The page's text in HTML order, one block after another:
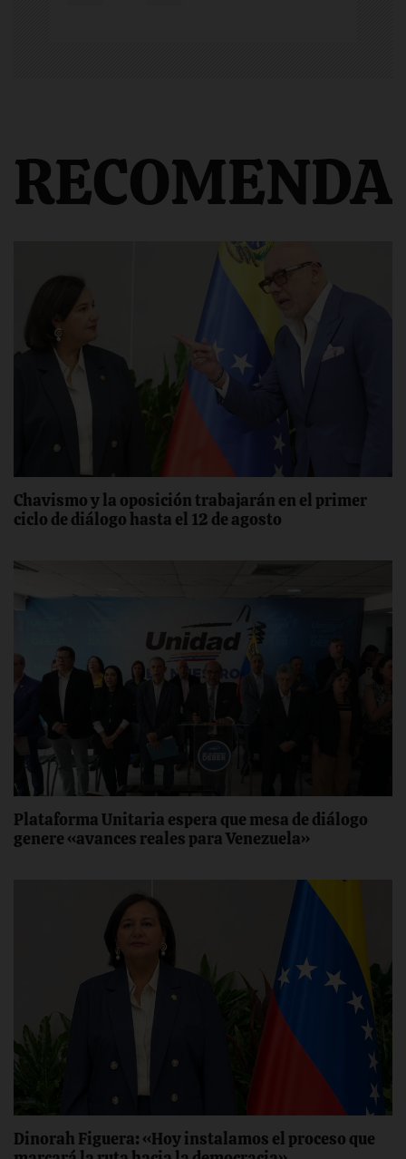
Chavismo y la oposición trabajarán en el primer
ciclo de diálogo hasta el 12 de agosto
Plataforma Unitaria espera que mesa de diálogo
genere «avances reales para Venezuela»
Dinorah Figuera: «Hoy instalamos el proceso que